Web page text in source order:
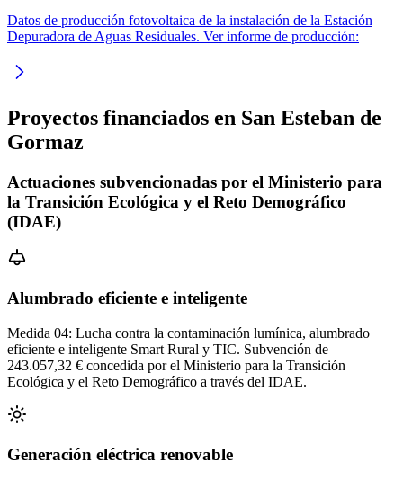
Datos de producción fotovoltaica de la instalación de la Estación
Depuradora de Aguas Residuales. Ver informe de producción:
Proyectos financiados en San Esteban de
Gormaz
Actuaciones subvencionadas por el Ministerio para
la Transición Ecológica y el Reto Demográfico
(IDAE)
Alumbrado eficiente e inteligente
Medida 04: Lucha contra la contaminación lumínica, alumbrado
eficiente e inteligente Smart Rural y TIC. Subvención de
243.057,32 € concedida por el Ministerio para la Transición
Ecológica y el Reto Demográfico a través del IDAE.
Generación eléctrica renovable